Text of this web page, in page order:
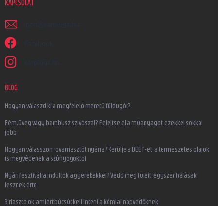
KAPCSOLAT
irjon @ earplugs.hu
Facebook
earplugs.hu
BLOG
Hogyan válaszd ki a megfelelő méretű füldugót?
Fém, üveg vagy bambusz szívószál? Felejtse el a műanyagot, ezekkel sokkal
jobb
Hogyan válasszon rovarriasztót nyárra? Kerülje a DEET-et, a természetes olajok
is megvédenek a szúnyogoktól
Nyári fesztiválra indultok a gyerekekkel? Védd meg füleit, egyszer hálásak
lesznek érte
3 riasztó ok, amiért búcsút kell inteni a kémiai napvédőknek